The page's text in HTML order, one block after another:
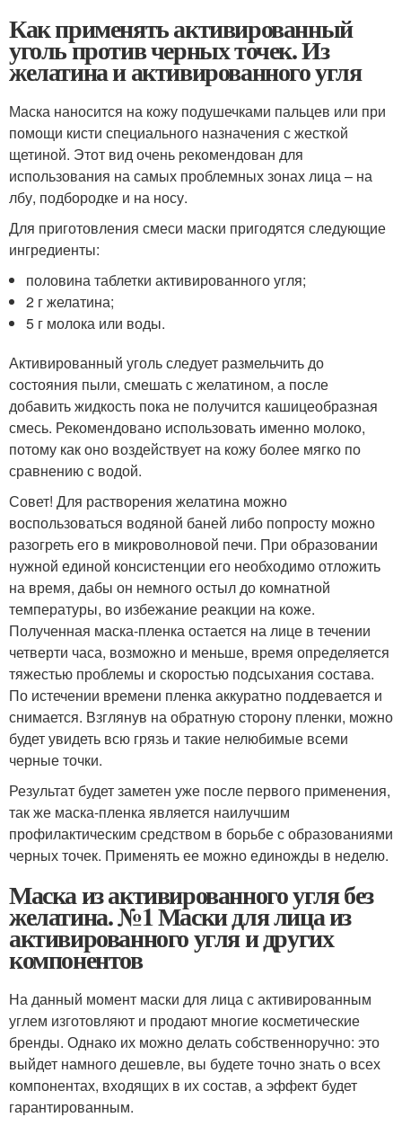
Как применять активированный
уголь против черных точек. Из
желатина и активированного угля
Маска наносится на кожу подушечками пальцев или при
помощи кисти специального назначения с жесткой
щетиной. Этот вид очень рекомендован для
использования на самых проблемных зонах лица – на
лбу, подбородке и на носу.
Для приготовления смеси маски пригодятся следующие
ингредиенты:
половина таблетки активированного угля;
2 г желатина;
5 г молока или воды.
Активированный уголь следует размельчить до
состояния пыли, смешать с желатином, а после
добавить жидкость пока не получится кашицеобразная
смесь. Рекомендовано использовать именно молоко,
потому как оно воздействует на кожу более мягко по
сравнению с водой.
Совет! Для растворения желатина можно
воспользоваться водяной баней либо попросту можно
разогреть его в микроволновой печи. При образовании
нужной единой консистенции его необходимо отложить
на время, дабы он немного остыл до комнатной
температуры, во избежание реакции на коже.
Полученная маска-пленка остается на лице в течении
четверти часа, возможно и меньше, время определяется
тяжестью проблемы и скоростью подсыхания состава.
По истечении времени пленка аккуратно поддевается и
снимается. Взглянув на обратную сторону пленки, можно
будет увидеть всю грязь и такие нелюбимые всеми
черные точки.
Результат будет заметен уже после первого применения,
так же маска-пленка является наилучшим
профилактическим средством в борьбе с образованиями
черных точек. Применять ее можно единожды в неделю.
Маска из активированного угля без
желатина. №1 Маски для лица из
активированного угля и других
компонентов
На данный момент маски для лица с активированным
углем изготовляют и продают многие косметические
бренды. Однако их можно делать собственноручно: это
выйдет намного дешевле, вы будете точно знать о всех
компонентах, входящих в их состав, а эффект будет
гарантированным.